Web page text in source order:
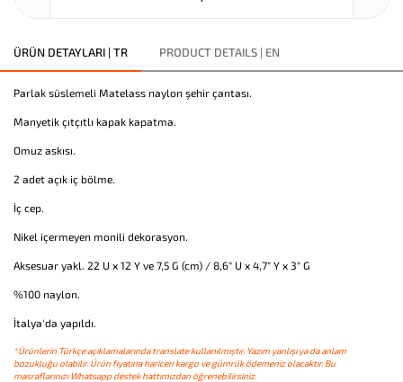
ÜRÜN DETAYLARI | TR PRODUCT DETAILS | EN
Parlak süslemeli Matelass naylon şehir çantası.
Manyetik çıtçıtlı kapak kapatma.
Omuz askısı.
2 adet açık iç bölme.
İç cep.
Nikel içermeyen monili dekorasyon.
Aksesuar yakl. 22 U x 12 Y ve 7,5 G (cm) / 8,6" U x 4,7" Y x 3" G
%100 naylon.
İtalya'da yapıldı.
*Ürünlerin Türkçe açıklamalarında translate kullanılmıştır. Yazım yanlışı ya da anlam
bozukluğu olabilir. Ürün fiyatına haricen kargo ve gümrük ödemeniz olacaktır. Bu
masraflarınızı Whatsapp destek hattımızdan öğrenebilirsiniz.